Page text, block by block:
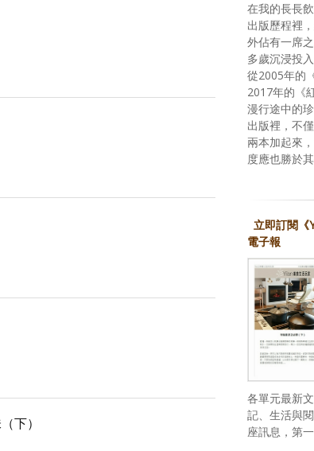
下）
在我的長長
出版歷程裡
外佔有一席
多歲沉浸投
從2005年的
2017年的《
漫行途中的
出版裡，不
兩本加起來
度應也勝於
立即訂閱《
電子報
各單元最新
記、生活與
座訊息，第